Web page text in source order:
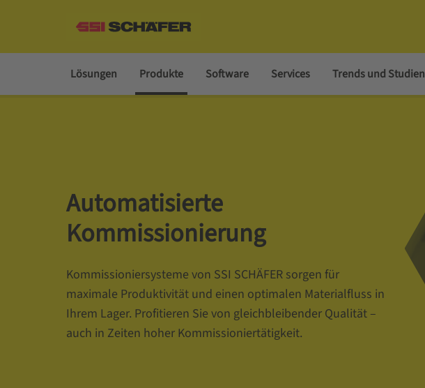
Lösungen Produkte Software Services Trends und Studien
Automatisierte
Kommissionierung
Kommissioniersysteme von SSI SCHÄFER sorgen für
maximale Produktivität und einen optimalen Materialfluss in
Ihrem Lager. Profitieren Sie von gleichbleibender Qualität –
auch in Zeiten hoher Kommissioniertätigkeit.